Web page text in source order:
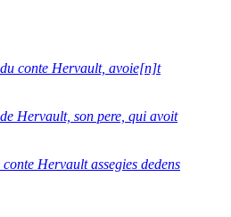
conte Hervault, avoie[n]t
Hervault, son pere, qui avoit
Hervault assegies dedens